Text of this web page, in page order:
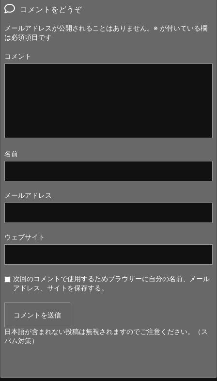
コメントをどうぞ
メールアドレスが公開されることはありません。 ※ が付いている欄
は必須項目です
コメント
名前
メールアドレス
ウェブサイト
次回のコメントで使用するためブラウザーに自分の名前、メール
アドレス、サイトを保存する。
日本語が含まれない投稿は無視されますのでご注意ください。（ス
パム対策）